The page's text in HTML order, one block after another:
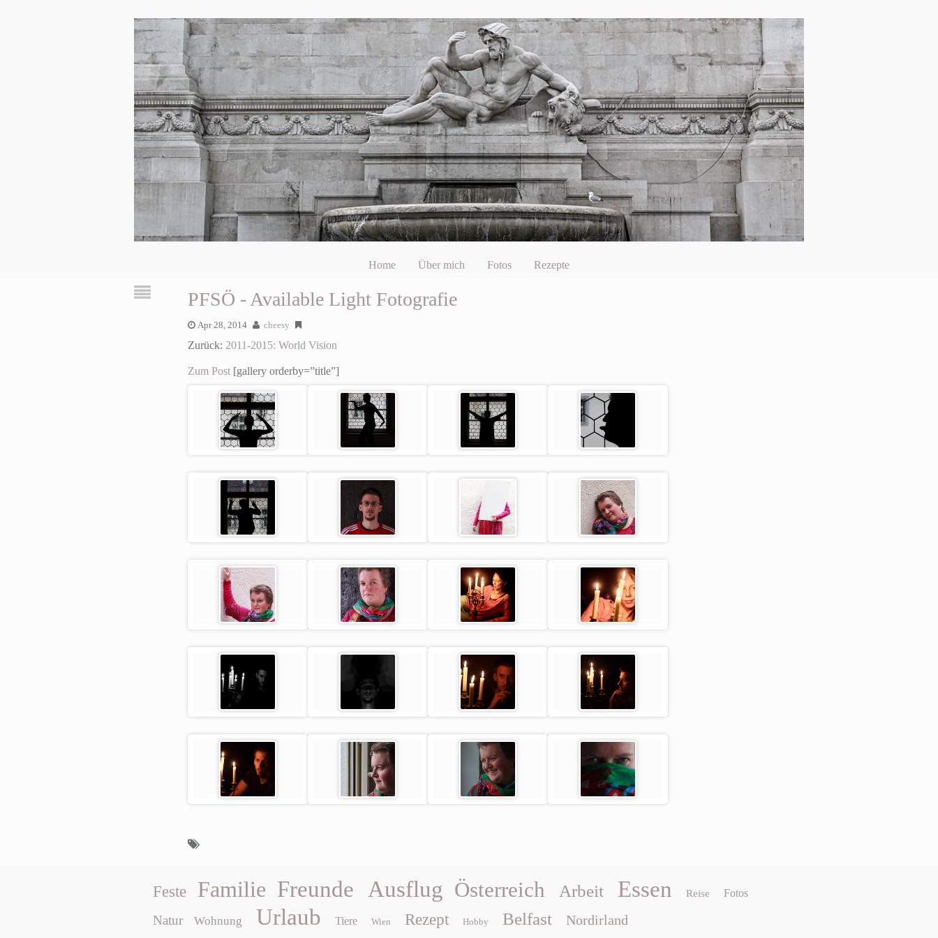
Home Über mich Fotos Rezepte
PFSÖ - Available Light Fotografie
Apr 28, 2014 cheesy
Zurück: 2011-2015: World Vision
Zum Post[gallery orderby=”title”]
Feste Familie Freunde Ausflug Österreich Arbeit Essen Reise Fotos
Natur Wohnung Urlaub Tiere Wien Rezept Hobby Belfast Nordirland